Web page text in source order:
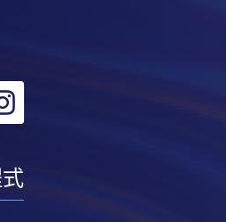
转
instagram